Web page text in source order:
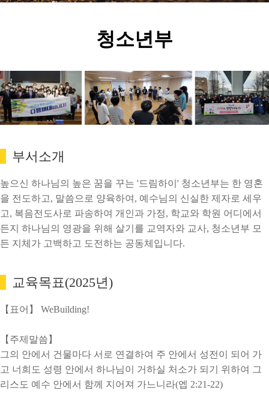
청소년부
부서소개
높으신 하나님의 높은 꿈을 꾸는 '드림하이' 청소년부는 한 영혼
을 전도하고, 말씀으로 양육하여, 예수님의 신실한 제자로 세우
고, 복음전도사로 파송하여 개인과 가정, 학교와 학원 어디에서
든지 하나님의 영광을 위해 살기를 교역자와 교사, 청소년부 모
든 지체가 고백하고 도전하는 공동체입니다.
교육목표(2025년)
【표어】 WeBuilding!
【주제말씀】
그의 안에서 건물마다 서로 연결하여 주 안에서 성전이 되어 가
고 너희도 성령 안에서 하나님이 거하실 처소가 되기 위하여 그
리스도 예수 안에서 함께 지어져 가느니라(엡 2:21-22)